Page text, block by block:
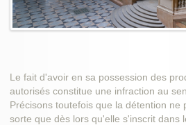
Le fait d'avoir en sa possession des
autorisés constitue une infraction au
Précisons toutefois que la détention ne
sorte que dès lors qu'elle s'inscrit dans